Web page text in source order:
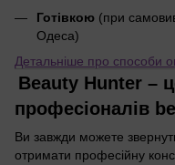
Готівкою (при
Одеса)
Детальніше про способи
Beauty Hunter –
професіоналів
Ви завжди можете
отримати професійну